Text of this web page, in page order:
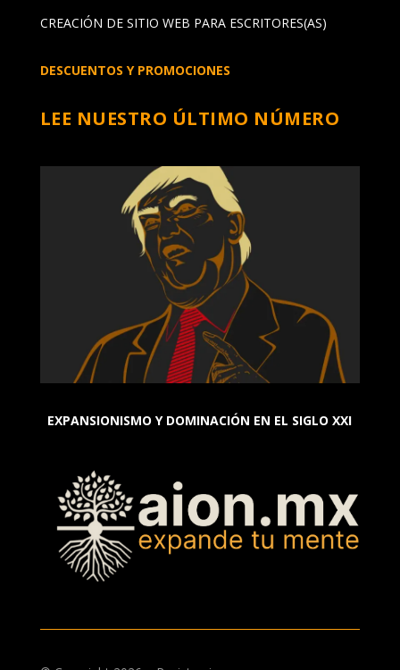
CREACIÓN DE SITIO WEB PARA ESCRITORES(AS)
DESCUENTOS Y PROMOCIONES
LEE NUESTRO ÚLTIMO NÚMERO
EXPANSIONISMO Y DOMINACIÓN EN EL SIGLO XXI